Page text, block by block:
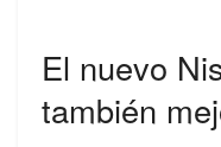
El nuevo
también